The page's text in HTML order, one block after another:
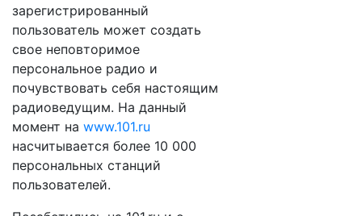
зарегистрированный
пользователь может создать
свое неповторимое
персональное радио и
почувствовать себя настоящим
радиоведущим. На данный
момент на www.101.ru
насчитывается более 10 000
персональных станций
пользователей.